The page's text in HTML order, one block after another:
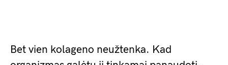
Bet vien kolageno neužtenka. Kad